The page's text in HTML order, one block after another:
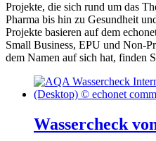
Projekte, die sich rund um das
Pharma bis hin zu Gesundheit
Projekte basieren auf dem
Small Business, EPU und Non-
dem Namen auf sich hat, finden
Wassercheck